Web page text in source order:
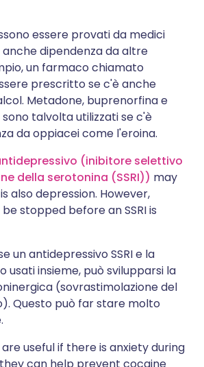
essere provati da medici
dipendenza da altre
un farmaco chiamato
prescritto se c'è anche
Metadone, buprenorfina e
talvolta utilizzati se c'è
da oppiacei come l'eroina.
(inibitore selettivo
della serotonina (SSRI)) may
also depression. However,
stopped before an SSRI is
un antidepressivo SSRI e la
usati insieme, può svilupparsi la
(sovrastimolazione del
Questo può far stare molto
are useful if there is anxiety during